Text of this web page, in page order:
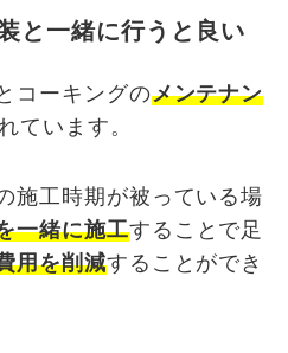
と一緒に行うと良い
コーキングのメンテナン
ています。
施工時期が被っている場
一緒に施工することで足
用を削減することができ